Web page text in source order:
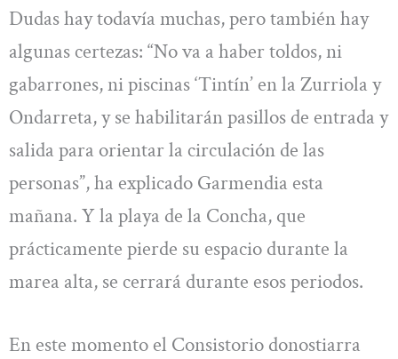
Dudas hay todavía muchas, pero también hay
algunas certezas: “No va a haber toldos, ni
gabarrones, ni piscinas ‘Tintín’ en la Zurriola y
Ondarreta, y se habilitarán pasillos de entrada y
salida para orientar la circulación de las
personas”, ha explicado Garmendia esta
mañana. Y la playa de la Concha, que
prácticamente pierde su espacio durante la
marea alta, se cerrará durante esos periodos.
En este momento el Consistorio donostiarra